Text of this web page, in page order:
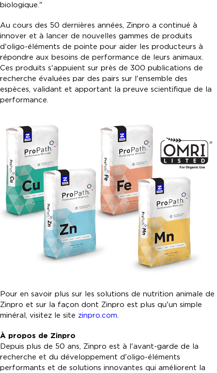
biologique."
Au cours des 50 dernières années, Zinpro a continué à
innover et à lancer de nouvelles gammes de produits
d'oligo-éléments de pointe pour aider les producteurs à
répondre aux besoins de performance de leurs animaux.
Ces produits s'appuient sur près de 300 publications de
recherche évaluées par des pairs sur l'ensemble des
espèces, validant et apportant la preuve scientifique de la
performance.
Pour en savoir plus sur les solutions de nutrition animale de
Zinpro et sur la façon dont Zinpro est plus qu'un simple
minéral, visitez le site zinpro.com.
À propos de Zinpro
Depuis plus de 50 ans, Zinpro est à l'avant-garde de la
recherche et du développement d'oligo-éléments
performants et de solutions innovantes qui améliorent la